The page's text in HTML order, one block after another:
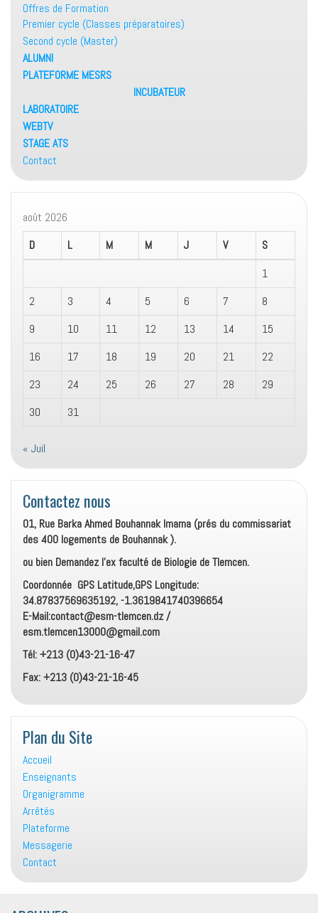
Offres de Formation
Premier cycle (Classes préparatoires)
Second cycle (Master)
ALUMNI
PLATEFORME MESRS
INCUBATEUR
LABORATOIRE
WEBTV
STAGE ATS
Contact
août 2026
D
L M M J V
S
1
2
3 4 5 6 7
8
9
10 11 12 13 14
15
16
17 18 19 20 21
22
23
24 25 26 27 28
29
30
31
« Juil
Contactez nous
01, Rue Barka Ahmed Bouhannak Imama (prés du commissariat
des 400 logements de Bouhannak ).
ou bien Demandez l’ex faculté de Biologie de Tlemcen.
Coordonnée GPS Latitude,GPS Longitude:
34.87837569635192, -1.3619841740396654
E-Mail:contact@esm-tlemcen.dz /
esm.tlemcen13000@gmail.com
Tél: +213 (0)43-21-16-47
Fax: +213 (0)43-21-16-45
Plan du Site
Accueil
Enseignants
Organigramme
Arrêtés
Plateforme
Messagerie
Contact